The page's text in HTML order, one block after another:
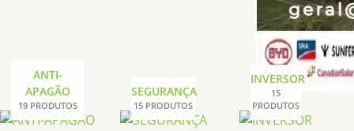
ANTI-
APAGÃO
19 PRODUTOS
SEGURANÇA
15 PRODUTOS
INVERSOR
15
PRODUTOS